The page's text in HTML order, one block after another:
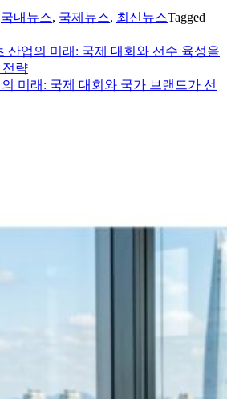
국내뉴스, 국제뉴스, 최신뉴스Tagged
산업의 미래: 국제 대회와 선수 육성을
전략
미래: 국제 대회와 국가 브랜드가 선